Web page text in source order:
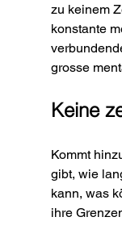
zu keinem
konstante
grosse
Keine
Kommt
gibt, wie
kann, was
ihre